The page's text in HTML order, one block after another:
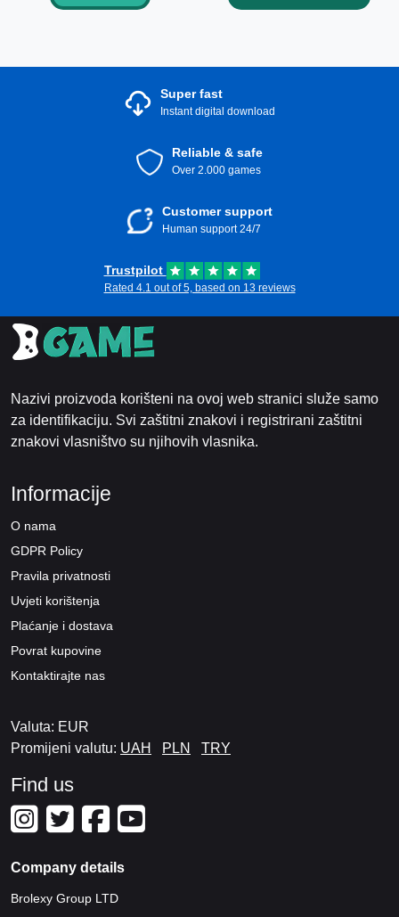
Super fast
Instant digital download
Reliable & safe
Over 2.000 games
Customer support
Human support 24/7
Trustpilot
Rated 4.1 out of 5, based on 13 reviews
Nazivi proizvoda korišteni na ovoj web stranici služe samo
za identifikaciju. Svi zaštitni znakovi i registrirani zaštitni
znakovi vlasništvo su njihovih vlasnika.
Informacije
O nama
GDPR Policy
Pravila privatnosti
Uvjeti korištenja
Plaćanje i dostava
Povrat kupovine
Kontaktirajte nas
Valuta: EUR
Promijeni valutu: UAH PLN TRY
Find us
Company details
Brolexy Group LTD